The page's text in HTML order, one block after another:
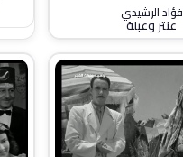
فؤاد الرشيدي
عنتر وعبلة